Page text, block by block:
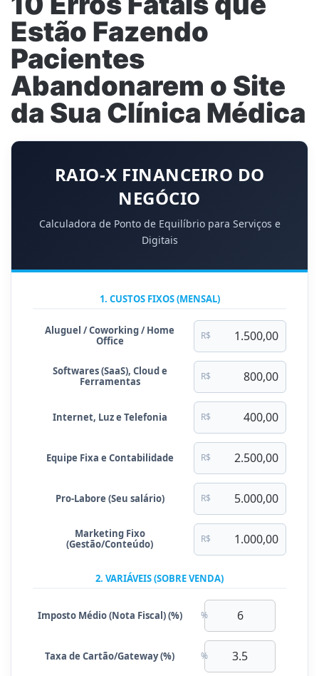
Estão Fazendo
Pacientes
Abandonarem o Site
da Sua Clínica Médica
RAIO-X FINANCEIRO DO
NEGÓCIO
Calculadora de Ponto de Equilíbrio para Serviços e
Digitais
1. CUSTOS FIXOS (MENSAL)
Aluguel / Coworking / Home
Office
R$
Softwares (SaaS), Cloud e
Ferramentas
R$
Internet, Luz e Telefonia R$
Equipe Fixa e Contabilidade R$
Pro-Labore (Seu salário) R$
Marketing Fixo
(Gestão/Conteúdo)
R$
2. VARIÁVEIS (SOBRE VENDA)
Imposto Médio (Nota Fiscal) (%) %
Taxa de Cartão/Gateway (%) %